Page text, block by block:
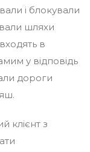
і блокували
шляхи
в
у відповідь
дороги
клієнт з